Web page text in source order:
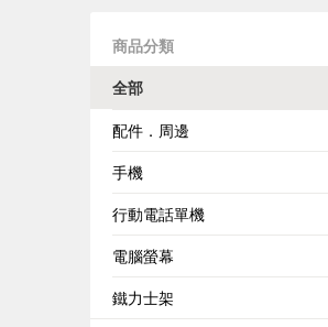
商品分類
全部
配件．周邊
手機
行動電話單機
電腦螢幕
鐵力士架